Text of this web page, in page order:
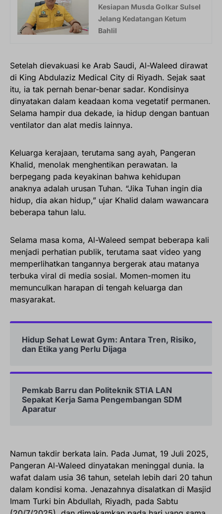
Kesiapan Musda Golkar Sulsel
Jelang Kedatangan Ketum
Bahlil
Setelah dievakuasi ke Arab Saudi, Al-Waleed dirawat
di King Abdulaziz Medical City di Riyadh. Sejak saat
itu, ia tak pernah benar-benar sadar. Kondisinya
dinyatakan dalam keadaan koma vegetatif permanen.
Selama hampir dua dekade, ia hidup dengan bantuan
ventilator dan alat medis lainnya.
Keluarga kerajaan, terutama sang ayah, Pangeran
Khalid, menolak menghentikan perawatan. Ia
berpegang pada keyakinan bahwa kehidupan
anaknya adalah urusan Tuhan. “Jika Tuhan ingin dia
hidup, dia akan hidup,” ujar Khalid dalam wawancara
beberapa tahun lalu.
Selama masa koma, Al-Waleed sempat beberapa kali
menjadi perhatian publik, terutama saat video yang
memperlihatkan tangannya bergerak atau matanya
terbuka viral di media sosial. Momen-momen itu
memunculkan harapan di tengah keluarga dan
masyarakat.
Hidup Sehat Lewat Gym: Antara Tren, Risiko,
dan Etika yang Perlu Dijaga
Pemkab Barru dan Politeknik STIA LAN
Sepakat Kerja Sama Pengembangan SDM
Aparatur
Namun takdir berkata lain. Pada Jumat, 19 Juli 2025,
Pangeran Al-Waleed dinyatakan meninggal dunia. Ia
wafat dalam usia 36 tahun, setelah lebih dari 20 tahun
dalam kondisi koma. Jenazahnya disalatkan di Masjid
Imam Turki bin Abdullah, Riyadh, pada Sabtu